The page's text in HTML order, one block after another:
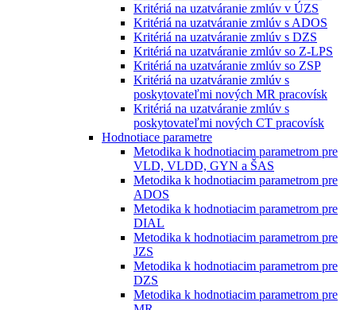
Kritériá na uzatváranie zmlúv v ÚZS
Kritériá na uzatváranie zmlúv s ADOS
Kritériá na uzatváranie zmlúv s DZS
Kritériá na uzatváranie zmlúv so Z-LPS
Kritériá na uzatváranie zmlúv so ZSP
Kritériá na uzatváranie zmlúv s
poskytovateľmi nových MR pracovísk
Kritériá na uzatváranie zmlúv s
poskytovateľmi nových CT pracovísk
Hodnotiace parametre
Metodika k hodnotiacim parametrom pre
VLD, VLDD, GYN a ŠAS
Metodika k hodnotiacim parametrom pre
ADOS
Metodika k hodnotiacim parametrom pre
DIAL
Metodika k hodnotiacim parametrom pre
JZS
Metodika k hodnotiacim parametrom pre
DZS
Metodika k hodnotiacim parametrom pre